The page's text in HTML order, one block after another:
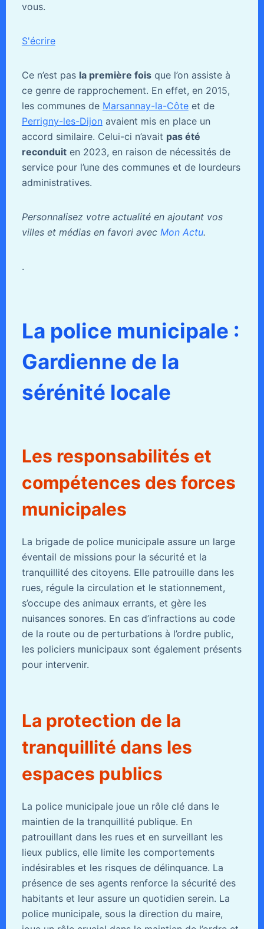
vous.
S'écrire
Ce n’est pas la première foisque l’on assiste à
ce genre de rapprochement. En effet, en 2015,
les communes de Marsannay-la-Côteet de
Perrigny-les-Dijon avaient mis en place un
accord similaire. Celui-ci n’avait pas été
reconduiten 2023, en raison de nécessités de
service pour l’une des communes et de lourdeurs
administratives.
Personnalisez votre actualité en ajoutant vos
villes et médias en favori avec Mon Actu.
.
La police municipale :
Gardienne de la
sérénité locale
Les responsabilités et
compétences des forces
municipales
La brigade de police municipale assure un large
éventail de missions pour la sécurité et la
tranquillité des citoyens. Elle patrouille dans les
rues, régule la circulation et le stationnement,
s’occupe des animaux errants, et gère les
nuisances sonores. En cas d’infractions au code
de la route ou de perturbations à l’ordre public,
les policiers municipaux sont également présents
pour intervenir.
La protection de la
tranquillité dans les
espaces publics
La police municipale joue un rôle clé dans le
maintien de la tranquillité publique. En
patrouillant dans les rues et en surveillant les
lieux publics, elle limite les comportements
indésirables et les risques de délinquance. La
présence de ses agents renforce la sécurité des
habitants et leur assure un quotidien serein. La
police municipale, sous la direction du maire,